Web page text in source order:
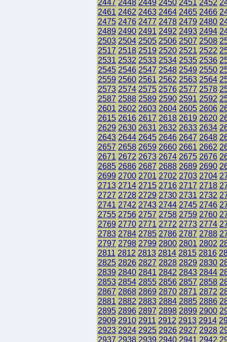
2447 2448 2449 2450 2451 2452
2461 2462 2463 2464 2465 2466
2475 2476 2477 2478 2479 2480
2489 2490 2491 2492 2493 2494
2503 2504 2505 2506 2507 2508
2517 2518 2519 2520 2521 2522
2531 2532 2533 2534 2535 2536
2545 2546 2547 2548 2549 2550
2559 2560 2561 2562 2563 2564
2573 2574 2575 2576 2577 2578
2587 2588 2589 2590 2591 2592
2601 2602 2603 2604 2605 2606
2615 2616 2617 2618 2619 2620
2629 2630 2631 2632 2633 2634
2643 2644 2645 2646 2647 2648
2657 2658 2659 2660 2661 2662
2671 2672 2673 2674 2675 2676
2685 2686 2687 2688 2689 2690
2699 2700 2701 2702 2703 2704
2713 2714 2715 2716 2717 2718
2727 2728 2729 2730 2731 2732
2741 2742 2743 2744 2745 2746
2755 2756 2757 2758 2759 2760
2769 2770 2771 2772 2773 2774
2783 2784 2785 2786 2787 2788
2797 2798 2799 2800 2801 2802
2811 2812 2813 2814 2815 2816
2825 2826 2827 2828 2829 2830
2839 2840 2841 2842 2843 2844
2853 2854 2855 2856 2857 2858
2867 2868 2869 2870 2871 2872
2881 2882 2883 2884 2885 2886
2895 2896 2897 2898 2899 2900
2909 2910 2911 2912 2913 2914
2923 2924 2925 2926 2927 2928
2937 2938 2939 2940 2941 2942